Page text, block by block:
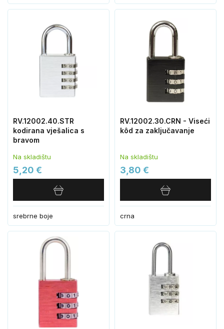
RV.12002.40.STR
kodirana vješalica s
bravom
Na skladištu
5,20 €
srebrne boje
RV.12002.30.CRN - Viseći
kôd za zaključavanje
Na skladištu
3,80 €
crna